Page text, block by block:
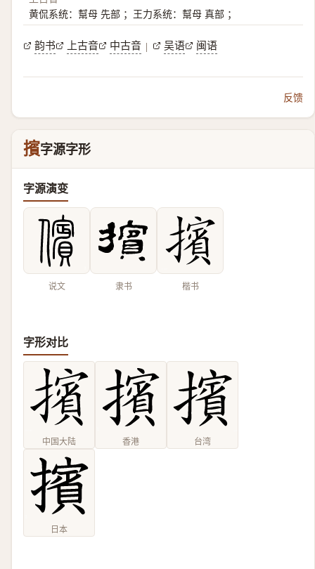
黄侃系统：幫母 先部 ；王力系统：幫母 真部 ；
韵书 上古音 中古音 | 吴语 闽语
反馈
擯字源字形
字源演变
说文 隶书 楷书
字形对比
中国大陆 香港 台湾
日本